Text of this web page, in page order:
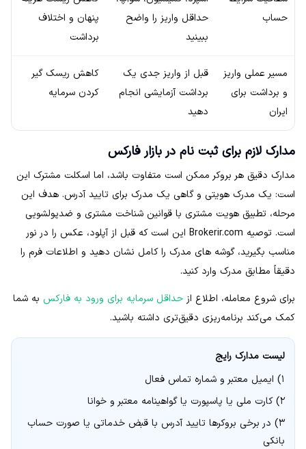
حساب
حداقل واریز را واضح
ببینید
پنهان و اختلاف
برداشت
مسیر عملی واریز
و برداشت برای
ایران
قبل از واریز جدی یک
برداشت آزمایشی انجام
دهید
کاهش ریسک گیر
کردن سرمایه
مدارک لازم برای ثبت نام در بازار فارکس
مدارک دقیق هر بروکر ممکن است متفاوت باشد، اما اسکلت مشترک این
است: یک مدرک هویتی و گاهی یک مدرک برای تایید آدرس. هدف این
مرحله، تطبیق هویت مشتری با قوانین شناخت مشتری و ضدپولشویی
است. توصیه Brokerir.com این است که قبل از آپلود، عکس را در نور
مناسب بگیرید، گوشه های مدرک را کامل نشان دهید و اطلاعات فرم را
دقیقاً مطابق مدرک وارد کنید.
برای شروع معامله، اطلاع از حداقل سرمایه برای ورود به فارکس به شما
کمک می‌کند برنامه‌ریزی دقیق‌تری داشته باشید.
لیست مدارک رایج
۱) ایمیل معتبر و شماره تماس فعال
۲) کارت ملی یا پاسپورت یا گواهینامه معتبر و خوانا
۳) در برخی بروکرها تایید آدرس با قبض خدماتی یا صورت حساب
بانکی